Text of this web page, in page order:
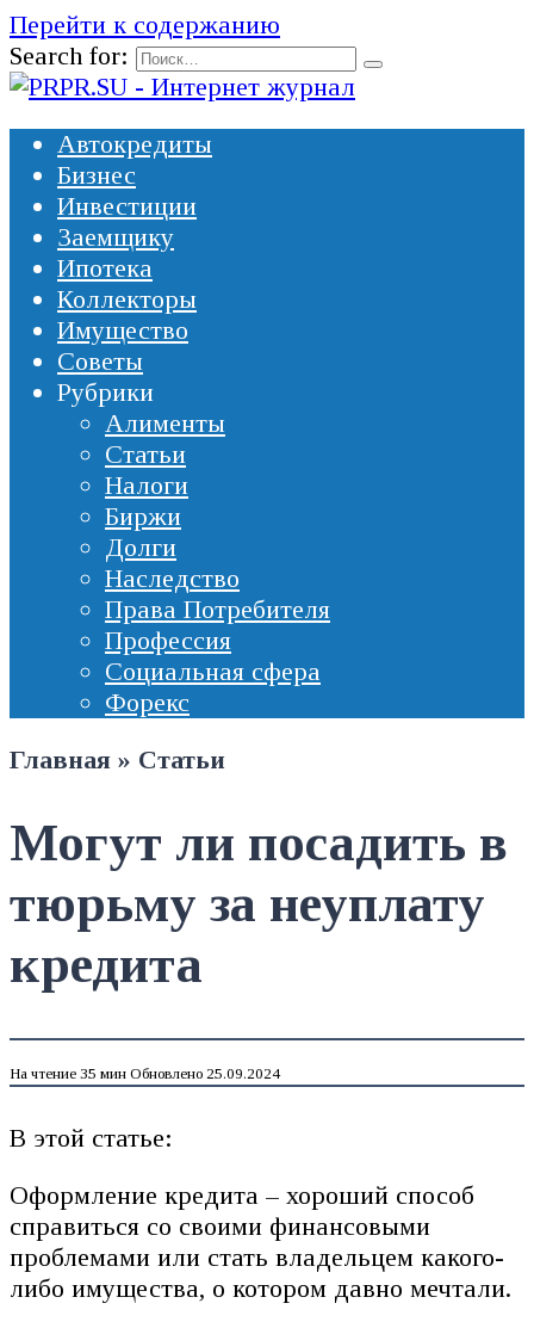
Перейти к содержанию
Search for:
Автокредиты
Бизнес
Инвестиции
Заемщику
Ипотека
Коллекторы
Имущество
Советы
Рубрики
Алименты
Статьи
Налоги
Биржи
Долги
Наследство
Права Потребителя
Профессия
Социальная сфера
Форекс
Главная » Статьи
Могут ли посадить в
тюрьму за неуплату
кредита
На чтение 35 мин Обновлено 25.09.2024
В этой статье:
Оформление кредита – хороший способ
справиться со своими финансовыми
проблемами или стать владельцем какого-
либо имущества, о котором давно мечтали.